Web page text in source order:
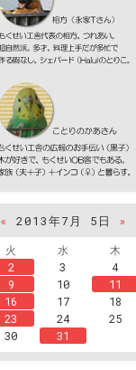
« 2013年7月 5日
»
火 水 木
2 3 4
9 10 11
16 17 18
23 24 25
30 31